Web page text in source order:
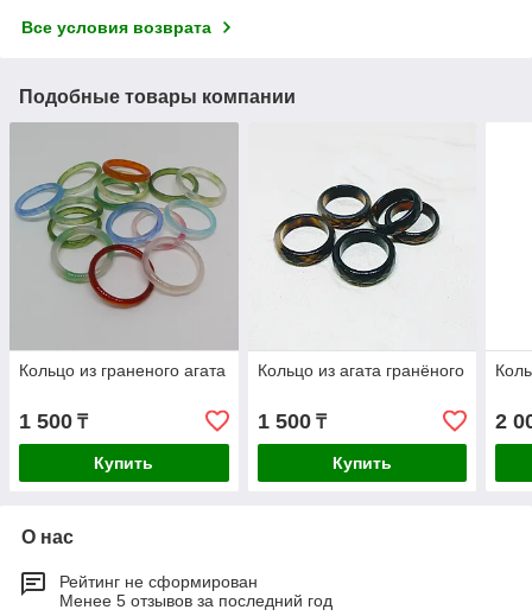
Все условия возврата
Подобные товары компании
Кольцо из граненого агата
1 500 ₸
Купить
Кольцо из агата гранёного
1 500₸
Купить
2
О нас
Рейтинг не сформирован
Менее 5 отзывов за последний год